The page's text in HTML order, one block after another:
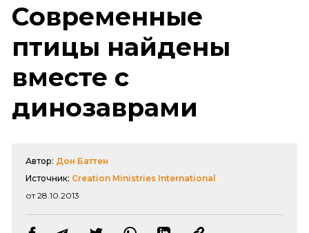
Современные
птицы найдены
вместе с
динозаврами
Автор: Дон Баттен
Источник: Creation Ministries International
от 28.10.2013